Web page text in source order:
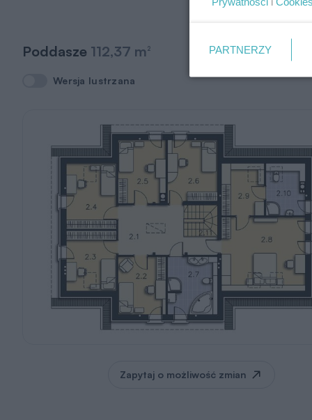
Poddasze 112,37 m 2
Wersja lustrzana
Wersja lustrzana
Zapytaj o możliwość zmian
PARTNERZY